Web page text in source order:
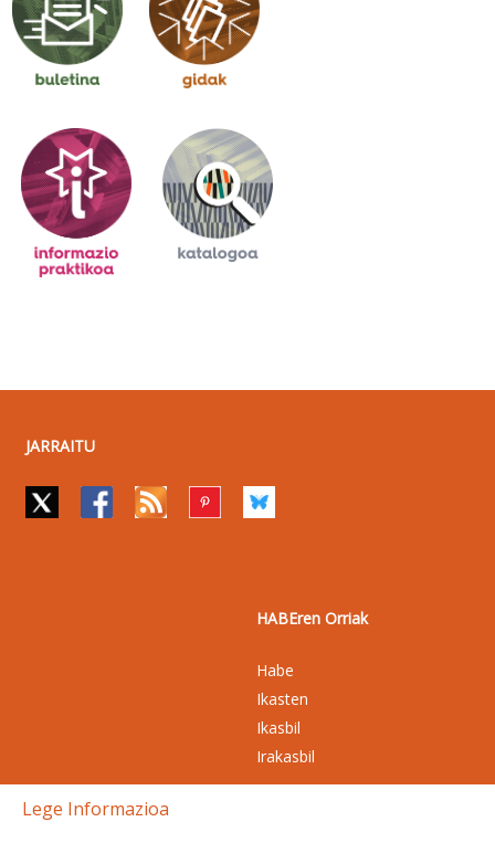
JARRAITU
HABEren Orriak
Habe
Ikasten
Ikasbil
Irakasbil
Lege Informazioa